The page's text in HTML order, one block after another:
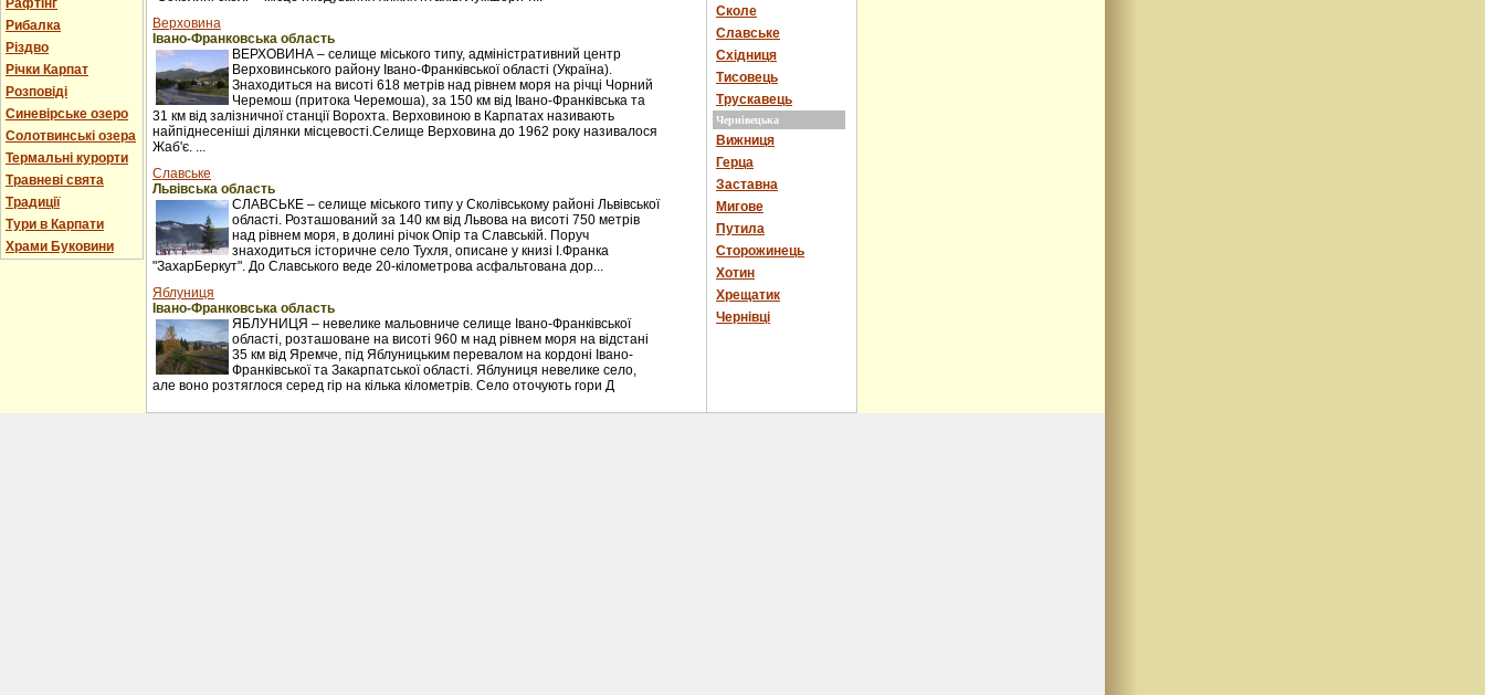
Рафтінг
Рибалка
Різдво
Річки Карпат
Розповіді
Синевірське озеро
Солотвинські озера
Термальні курорти
Травневі свята
Традиції
Тури в Карпати
Храми Буковини
Верховина
Івано-Франковська область
ВЕРХОВИНА – селище міського типу, адміністративний центр
Верховинського району Івано-Франківської області (Україна).
Знаходиться на висоті 618 метрів над рівнем моря на річці Чорний
Черемош (притока Черемоша), за 150 км від Івано-Франківська та
31 км від залізничної станції Ворохта. Верховиною в Карпатах називають
найпіднесеніші ділянки місцевості.Селище Верховина до 1962 року називалося
Жаб'є. ...
Славське
Львівська область
СЛАВСЬКЕ – селище міського типу у Сколівському районі Львівської
області. Розташований за 140 км від Львова на висоті 750 метрів
над рівнем моря, в долині річок Опір та Славській. Поруч
знаходиться історичне село Тухля, описане у книзі І.Франка
"ЗахарБеркут". До Славського веде 20-кілометрова асфальтована дор...
Яблуниця
Івано-Франковська область
ЯБЛУНИЦЯ – невелике мальовниче селище Івано-Франківської
області, розташоване на висоті 960 м над рівнем моря на відстані
35 км від Яремче, під Яблуницьким перевалом на кордоні Івано-
Франківської та Закарпатської області. Яблуниця невелике село,
але воно розтяглося серед гір на кілька кілометрів. Село оточують гори Д
Сколе
Славське
Східниця
Тисовець
Трускавець
Чернівецька
Вижниця
Герца
Заставна
Мигове
Путила
Сторожинець
Хотин
Хрещатик
Чернівці